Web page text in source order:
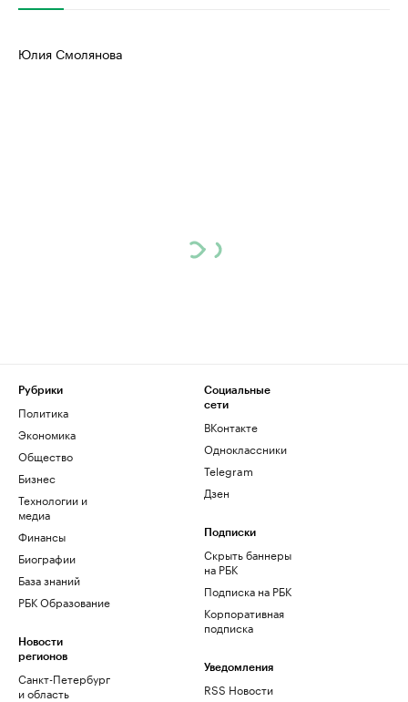
Юлия Смолянова
Рубрики
Политика
Экономика
Общество
Бизнес
Технологии и
медиа
Финансы
Биографии
База знаний
РБК Образование
Новости
регионов
Санкт-Петербург
и область
Социальные
сети
ВКонтакте
Одноклассники
Telegram
Дзен
Подписки
Скрыть баннеры
на РБК
Подписка на РБК
Корпоративная
подписка
Уведомления
RSS Новости